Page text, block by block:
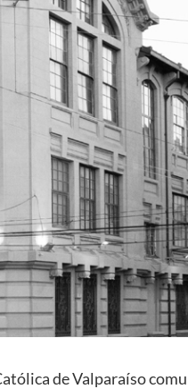
de Valparaíso